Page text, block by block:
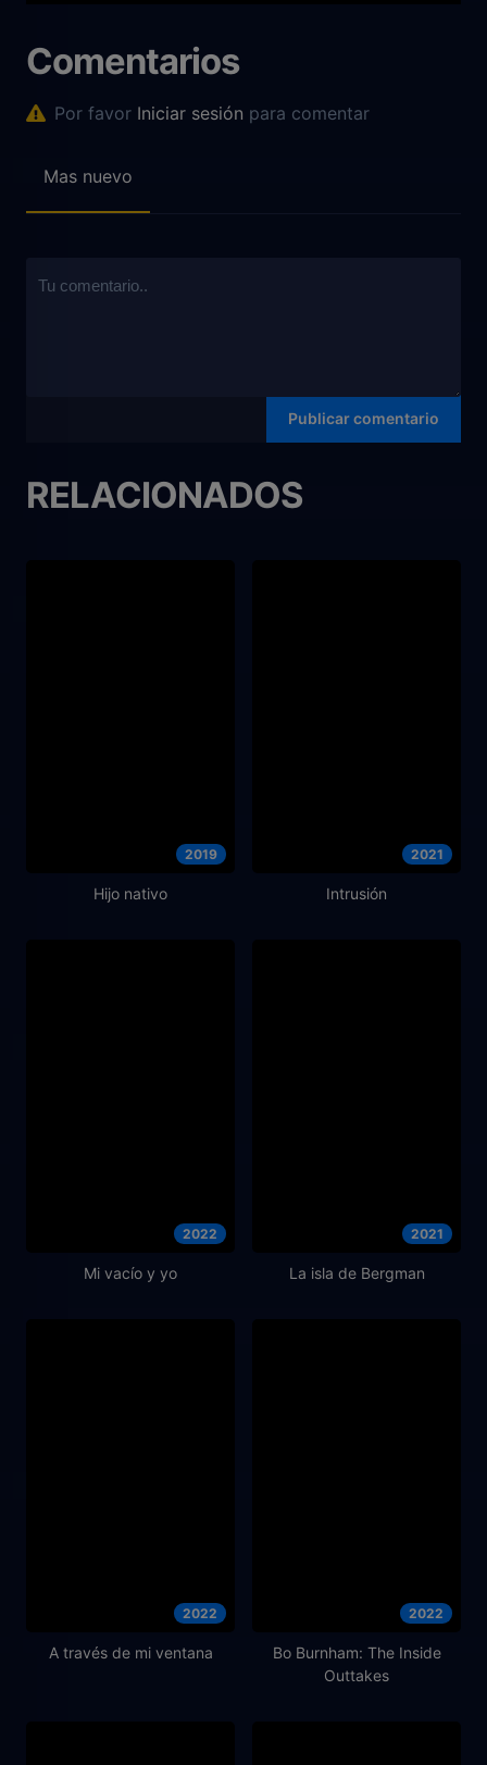
Comentarios
Por favor Iniciar sesión para comentar
Mas nuevo
RELACIONADOS
2019
Hijo nativo
2021
Intrusión
2022
Mi vacío y yo
2021
La isla de Bergman
2022
A través de mi ventana
2022
Bo Burnham: The Inside
Outtakes